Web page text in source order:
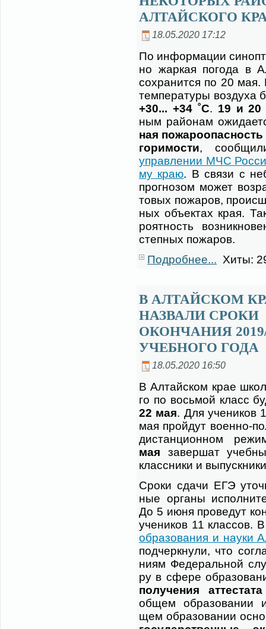
АЛТАЙСКОГО
18.05.2020 17:12
По ин­фор­ма­ции
но жар­кая по­го­да в
со­хра­нит­ся по 20
тем­пе­ра­ту­ры воз­ду­ха
+30... +34 ˚С. 19 и 20
ным рай­о­нам
ная по­жа­ро­опас­ность
го­ри­мо­сти,
управ­ле­нии МЧС
му краю. В свя­зи с
про­гно­зом мо­жет
то­вых по­жа­ров,
ных объ­ек­тах края.
ро­ят­ность
степ­ных по­жа­ров.
Подробнее... Хиты:
В АЛТАЙСКОМ
НАЗВАЛИ СРОКИ
ОКОНЧАНИЯ
УЧЕБНОГО ГОДА
18.05.2020 16:50
В Ал­тай­ском крае
го по вось­мой класс
22 мая. Для уче­ни­ков
мая прой­дут во­ен­но-
ди­стан­ци­он­ном
мая за­вер­шат
класс­ни­ки и
Сро­ки сда­чи ЕГЭ
ные ор­га­ны
До 5 июня про­ве­дут
уче­ни­ков 11 клас­сов.
об­ра­зо­ва­ния и на­у­ки
под­черк­ну­ли, что
ни­ям Фе­де­раль­ной
ру в сфе­ре
по­лу­че­ния ат­те­ста­та
об­щем об­ра­зо­ва­нии
щем об­ра­зо­ва­нии